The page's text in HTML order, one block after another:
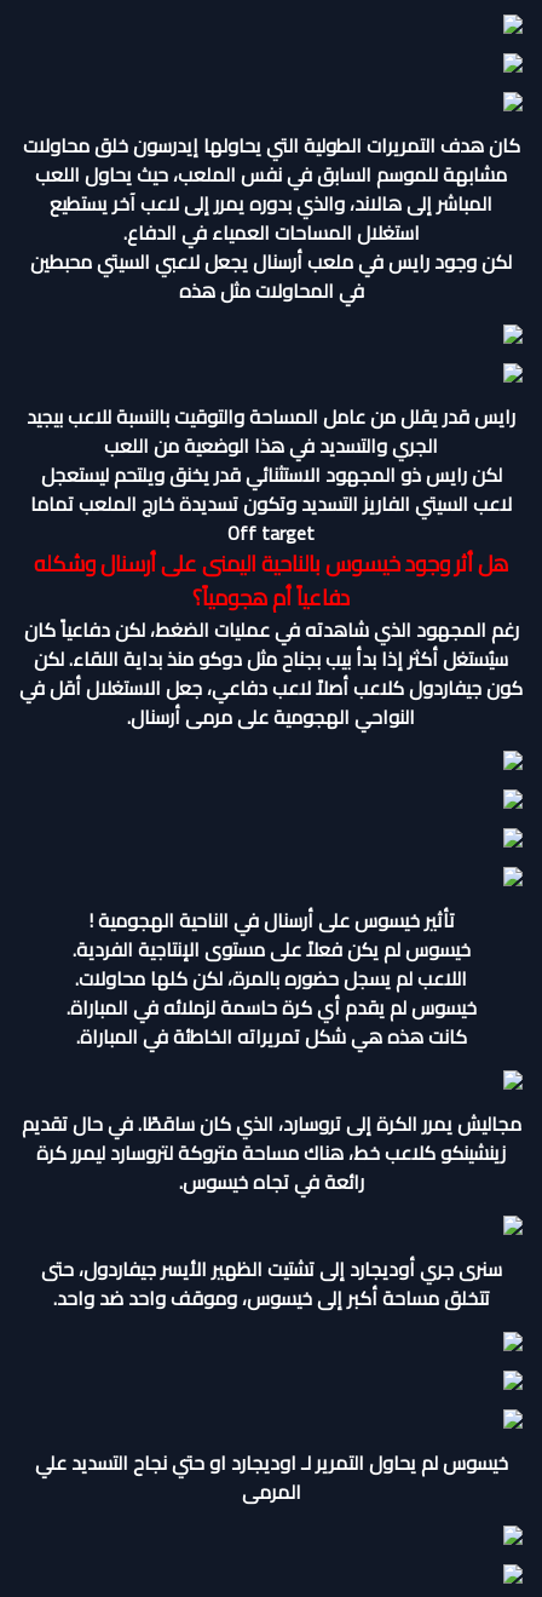
كان هدف التمريرات الطولية التي يحاولها إيدرسون خلق محاولات
مشابهة للموسم السابق في نفس الملعب، حيث يحاول اللعب
المباشر إلى هالاند، والذي بدوره يمرر إلى لاعب آخر يستطيع
استغلال المساحات العمياء في الدفاع.
لكن وجود رايس في ملعب أرسنال يجعل لاعبي السيتي محبطين
في المحاولات مثل هذه
رايس قدر يقلل من عامل المساحة والتوقيت بالنسبة للاعب بيجيد
الجري والتسديد في هذا الوضعية من اللعب
لكن رايس ذو المجهود الاستثنائي قدر يخنق ويلتحم ليستعجل
لاعب السيتي الفاريز التسديد وتكون تسديدة خارج الملعب تماما
Off target
هل أثر وجود خيسوس بالناحية اليمنى على أرسنال وشكله
دفاعياً أم هجومياً؟
رغم المجهود الذي شاهدته في عمليات الضغط، لكن دفاعياً كان
سيُستغل أكثر إذا بدأ بيب بجناح مثل دوكو منذ بداية اللقاء. لكن
كون جيفاردول كلاعب أصلاً لاعب دفاعي، جعل الاستغلال أقل في
النواحي الهجومية على مرمى أرسنال.
تأثير خيسوس على أرسنال في الناحية الهجومية !
خيسوس لم يكن فعلاً على مستوى الإنتاجية الفردية.
اللاعب لم يسجل حضوره بالمرة، لكن كلها محاولات.
خيسوس لم يقدم أي كرة حاسمة لزملائه في المباراة.
كانت هذه هي شكل تمريراته الخاطئة في المباراة.
مجاليش يمرر الكرة إلى تروسارد، الذي كان ساقطًا. في حال تقديم
زينشينكو كلاعب خط، هناك مساحة متروكة لتروسارد ليمرر كرة
رائعة في تجاه خيسوس.
سنرى جري أوديجارد إلى تشتيت الظهير الأيسر جيفاردول، حتى
تتخلق مساحة أكبر إلى خيسوس، وموقف واحد ضد واحد.
خيسوس لم يحاول التمرير لـ اوديجارد او حتي نجاح التسديد علي
المرمى